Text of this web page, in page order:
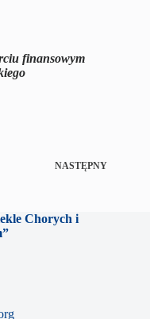
finansowym
NASTĘPNY
Chorych i